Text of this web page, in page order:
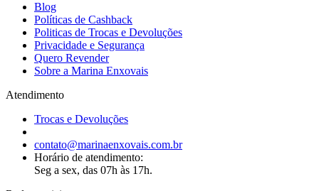
Blog
Políticas de Cashback
Politicas de Trocas e Devoluções
Privacidade e Segurança
Quero Revender
Sobre a Marina Enxovais
Atendimento
Trocas e Devoluções
contato@marinaenxovais.com.br
Horário de atendimento:
Seg a sex, das 07h às 17h.